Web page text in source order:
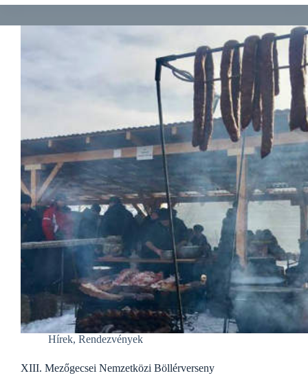
Hírek, Rendezvények
XIII. Mezőgecsei Nemzetközi Böllérverseny